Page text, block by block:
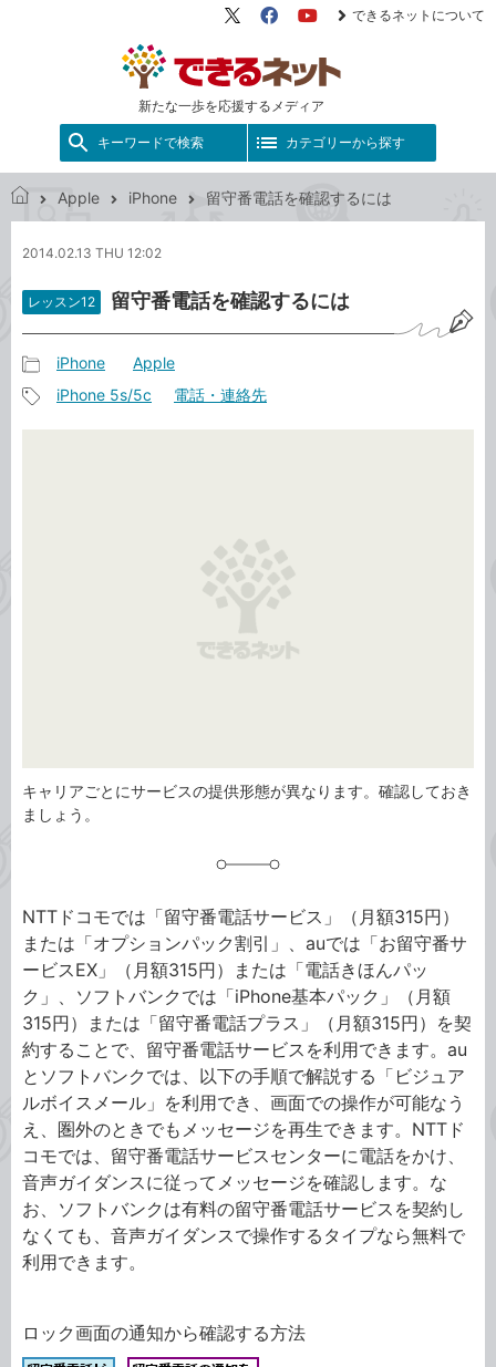
新たな一歩を応援するメディア
X（旧
FacebookYouTube
できるネットについて
キーワードで検索 カテゴリーから探す
る
ッ
ト
Apple iPhone 留守番電話を確認するには
2014.02.13 THU 12:02
レッスン12 留守番電話を確認するには
事
カ
iPhone Apple
iPhone 5s/5c 電話・連絡先
キャリアごとにサービスの提供形態が異なります。確認しておき
ましょう。
NTTドコモでは「留守番電話サービス」（月額315円）
または「オプションパック割引」、auでは「お留守番サ
ービスEX」（月額315円）または「電話きほんパッ
ク」、ソフトバンクでは「iPhone基本パック」（月額
315円）または「留守番電話プラス」（月額315円）を契
約することで、留守番電話サービスを利用できます。au
とソフトバンクでは、以下の手順で解説する「ビジュア
ルボイスメール」を利用でき、画面での操作が可能なう
え、圏外のときでもメッセージを再生できます。NTTド
コモでは、留守番電話サービスセンターに電話をかけ、
音声ガイダンスに従ってメッセージを確認します。な
お、ソフトバンクは有料の留守番電話サービスを契約し
なくても、音声ガイダンスで操作するタイプなら無料で
利用できます。
ロック画面の通知から確認する方法